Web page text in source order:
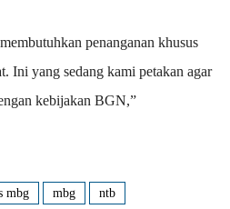
penanganan khusus
Ini yang sedang kami petakan agar
kebijakan BGN,”
mbg mbg ntb